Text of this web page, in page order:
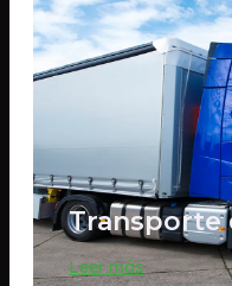
Transporte
Leer más